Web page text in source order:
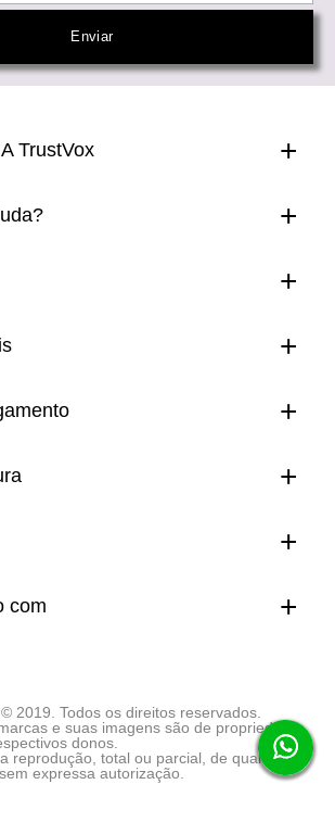
TrustVox
com
2019. Todos os direitos reservados.
e suas imagens são de propriedade
donos.
reprodução, total ou parcial, de qualquer
expressa autorização.